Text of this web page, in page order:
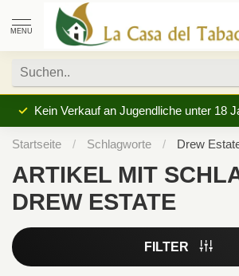
MENU
Kein Verkauf an Jugendliche unter 18
Startseite / Schlagworte / Drew
ARTIKEL MIT
DREW ESTATE
FILTER